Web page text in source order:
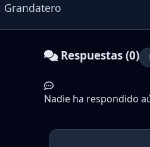
Grandatero
Respuestas (0)
Nadie ha respondido